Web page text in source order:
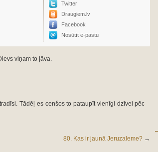
Twitter
Draugiem.lv
Facebook
Nosūtīt e-pastu
viņam to ļāva.
Tādēļ es cenšos to pataupīt vienīgi dzīvei pēc
80. Kas ir jaunā Jeruzaleme?→